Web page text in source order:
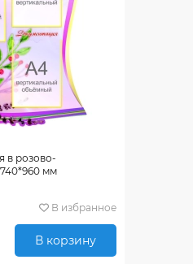
в розово-
мм
В избранное
В корзину